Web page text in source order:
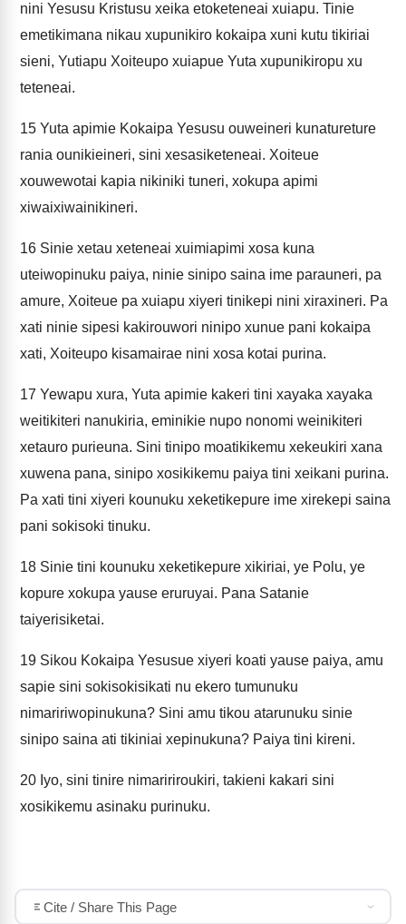
nini Yesusu Kristusu xeika etoketeneai xuiapu. Tinie
emetikimana nikau xupunikiro kokaipa xuni kutu tikiriai
sieni, Yutiapu Xoiteupo xuiapue Yuta xupunikiropu xu
teteneai.
15 Yuta apimie Kokaipa Yesusu ouweineri kunatureture
rania ounikieineri, sini xesasiketeneai. Xoiteue
xouwewotai kapia nikiniki tuneri, xokupa apimi
xiwaixiwainikineri.
16 Sinie xetau xeteneai xuimiapimi xosa kuna
uteiwopinuku paiya, ninie sinipo saina ime parauneri, pa
amure, Xoiteue pa xuiapu xiyeri tinikepi nini xiraxineri. Pa
xati ninie sipesi kakirouwori ninipo xunue pani kokaipa
xati, Xoiteupo kisamairae nini xosa kotai purina.
17 Yewapu xura, Yuta apimie kakeri tini xayaka xayaka
weitikiteri nanukiria, eminikie nupo nonomi weinikiteri
xetauro purieuna. Sini tinipo moatikikemu xekeukiri xana
xuwena pana, sinipo xosikikemu paiya tini xeikani purina.
Pa xati tini xiyeri kounuku xeketikepure ime xirekepi saina
pani sokisoki tinuku.
18 Sinie tini kounuku xeketikepure xikiriai, ye Polu, ye
kopure xokupa yause eruruyai. Pana Satanie
taiyerisiketai.
19 Sikou Kokaipa Yesusue xiyeri koati yause paiya, amu
sapie sini sokisokisikati nu ekero tumunuku
nimaririwopinukuna? Sini amu tikou atarunuku sinie
sinipo saina ati tikiniai xepinukuna? Paiya tini kireni.
20 Iyo, sini tinire nimaririroukiri, takieni kakari sini
xosikikemu asinaku purinuku.
Cite / Share This Page